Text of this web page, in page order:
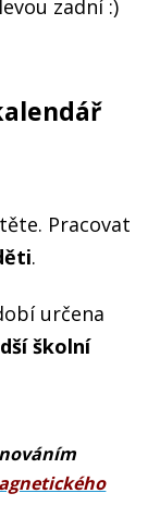
zadní :)
Pracovat
.
určena
školní